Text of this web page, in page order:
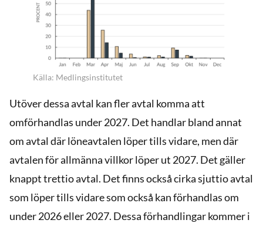
Källa: Medlingsinstitutet
Utöver dessa avtal kan fler avtal komma att
omförhandlas under 2027. Det handlar bland annat
om avtal där löneavtalen löper tills vidare, men där
avtalen för allmänna villkor löper ut 2027. Det gäller
knappt trettio avtal. Det finns också cirka sjuttio avtal
som löper tills vidare som också kan förhandlas om
under 2026 eller 2027. Dessa förhandlingar kommer i